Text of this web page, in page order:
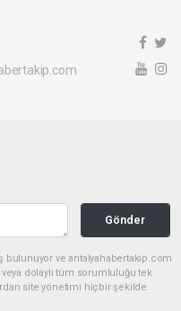
Gönder
bulunuyor ve antalyahabertakip.com
dolaylı tüm sorumluluğu tek
site yönetimi hiçbir şekilde